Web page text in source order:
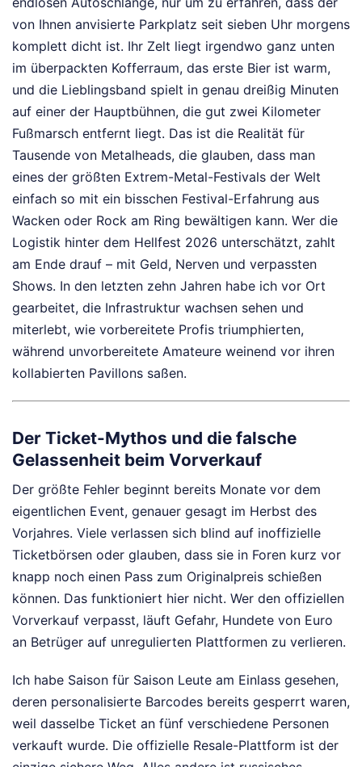
von Ihnen anvisierte Parkplatz seit sieben Uhr morgens
komplett dicht ist. Ihr Zelt liegt irgendwo ganz unten
im überpackten Kofferraum, das erste Bier ist warm,
und die Lieblingsband spielt in genau dreißig Minuten
auf einer der Hauptbühnen, die gut zwei Kilometer
Fußmarsch entfernt liegt. Das ist die Realität für
Tausende von Metalheads, die glauben, dass man
eines der größten Extrem-Metal-Festivals der Welt
einfach so mit ein bisschen Festival-Erfahrung aus
Wacken oder Rock am Ring bewältigen kann. Wer die
Logistik hinter dem Hellfest 2026 unterschätzt, zahlt
am Ende drauf – mit Geld, Nerven und verpassten
Shows. In den letzten zehn Jahren habe ich vor Ort
gearbeitet, die Infrastruktur wachsen sehen und
miterlebt, wie vorbereitete Profis triumphierten,
während unvorbereitete Amateure weinend vor ihren
kollabierten Pavillons saßen.
Der Ticket-Mythos und die falsche
Gelassenheit beim Vorverkauf
Der größte Fehler beginnt bereits Monate vor dem
eigentlichen Event, genauer gesagt im Herbst des
Vorjahres. Viele verlassen sich blind auf inoffizielle
Ticketbörsen oder glauben, dass sie in Foren kurz vor
knapp noch einen Pass zum Originalpreis schießen
können. Das funktioniert hier nicht. Wer den offiziellen
Vorverkauf verpasst, läuft Gefahr, Hundete von Euro
an Betrüger auf unregulierten Plattformen zu verlieren.
Ich habe Saison für Saison Leute am Einlass gesehen,
deren personalisierte Barcodes bereits gesperrt waren,
weil dasselbe Ticket an fünf verschiedene Personen
verkauft wurde. Die offizielle Resale-Plattform ist der